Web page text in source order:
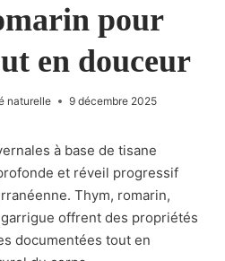
pour
en douceur
naturelle 9 décembre 2025
à base de tisane
et réveil progressif
Thym, romarin,
offrent des propriétés
documentées tout en